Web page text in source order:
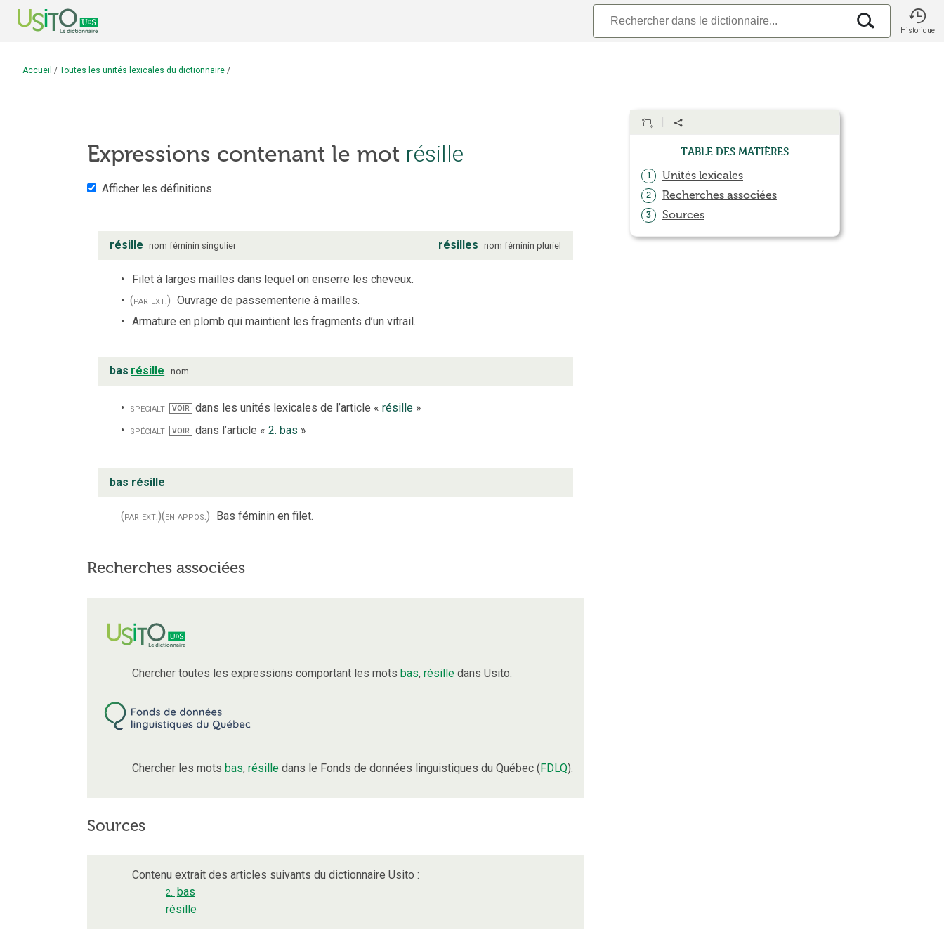
Historique
Accueil / Toutes les unités lexicales du dictionnaire /
Expressions contenant le mot résille
Afficher les définitions
résille nom féminin singulier résilles nom féminin pluriel
Filet à larges mailles dans lequel on enserre les cheveux.
(par ext.) Ouvrage de passementerie à mailles.
Armature en plomb qui maintient les fragments d’un vitrail.
bas résille nom
spécialt VOIR dans les unités lexicales de l’article « résille»
spécialt
VOIR dans l’article « 2. bas »
bas résille
(par ext.)(en appos.) Bas féminin en filet.
Recherches associées
Chercher toutes les expressions comportant les mots bas, résille dans Usito.
Chercher les mots bas, résille dans le Fonds de données linguistiques du Québec (FDLQ).
Sources
Contenu extrait des articles suivants du dictionnaire Usito :
2. bas
résille
Table des matières
1 Unités lexicales
2 Recherches associées
3 Sources